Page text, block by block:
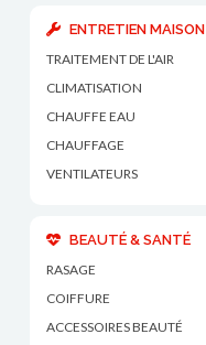
ENTRETIEN MAISON
TRAITEMENT DE L'AIR
CLIMATISATION
CHAUFFE EAU
CHAUFFAGE
VENTILATEURS
BEAUTÉ & SANTÉ
RASAGE
COIFFURE
ACCESSOIRES BEAUTÉ